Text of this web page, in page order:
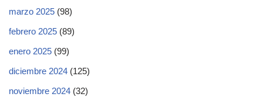
marzo 2025 (98)
febrero 2025 (89)
enero 2025 (99)
diciembre 2024 (125)
noviembre 2024 (32)